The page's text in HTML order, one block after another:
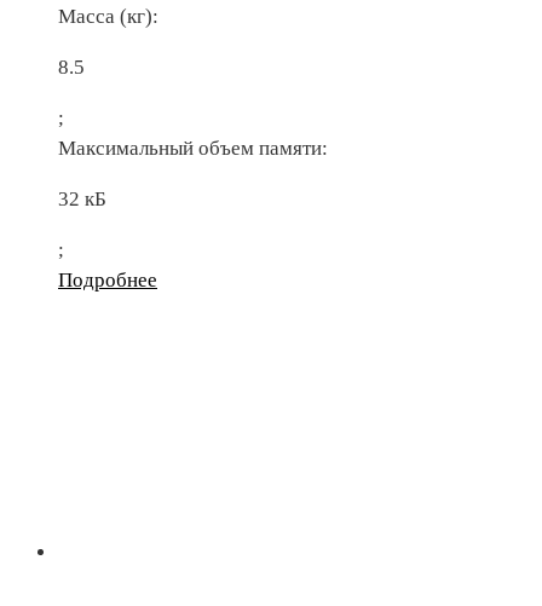
Масса (кг):
8.5
;
Максимальный объем памяти:
32 кБ
;
Подробнее